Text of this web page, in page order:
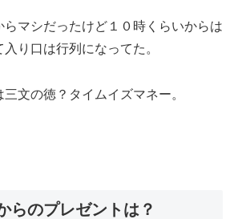
らマシだったけど１０時くらいからは
り口は行列になってた。
文の徳？タイムイズマネー。
らのプレゼントは？